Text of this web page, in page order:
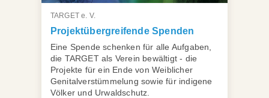
TARGET e. V.
Projektübergreifende Spenden
Eine Spende schenken für alle Aufgaben,
die TARGET als Verein bewältigt - die
Projekte für ein Ende von Weiblicher
Genitalverstümmelung sowie für indigene
Völker und Urwaldschutz.